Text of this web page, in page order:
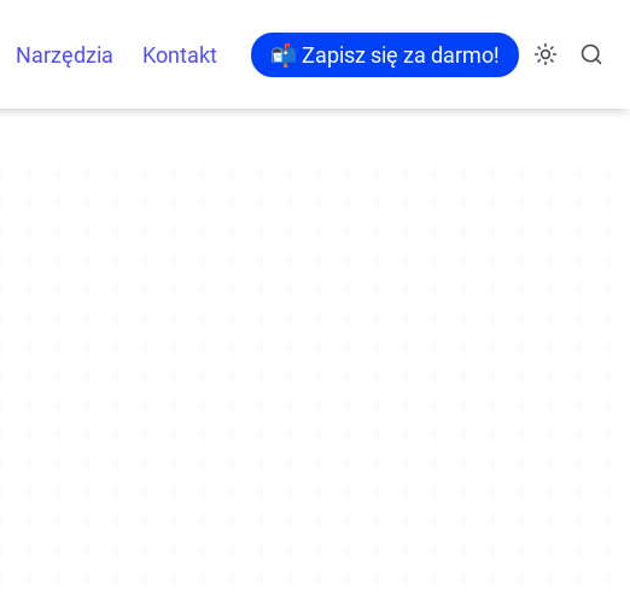
Narzędzia Kontakt 📬 Zapisz się za darmo!